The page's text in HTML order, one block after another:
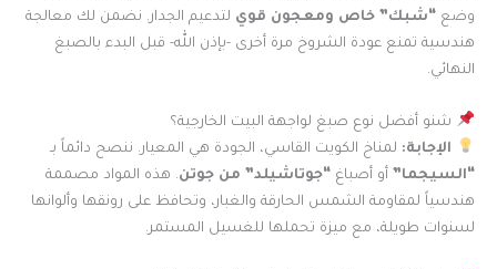
وضع “شبك” خاص ومعجون قوي لتدعيم الجدار. نضمن لك معالجة
هندسية تمنع عودة الشروخ مرة أخرى -بإذن الله- قبل البدء بالصبغ
النهائي.
شنو أفضل نوع صبغ لواجهة البيت الخارجية؟
الإجابة: لمناخ الكويت القاسي، الجودة هي المعيار. ننصح دائماً بـ
“السيجما” أو أصباغ “جوتاشيلد” من جوتن. هذه المواد مصممة
هندسياً لمقاومة الشمس الحارقة والغبار، وتحافظ على رونقها وألوانها
لسنوات طويلة، مع ميزة تحملها للغسيل المستمر.